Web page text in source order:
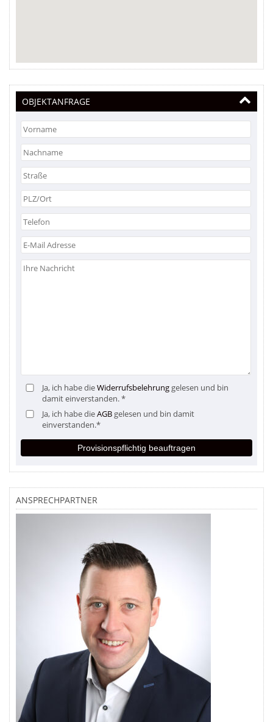
OBJEKTANFRAGE
Ja, ich habe dieWiderrufsbelehrung gelesen und bin
damit einverstanden. *
Ja, ich habe dieAGB gelesen und bin damit
einverstanden.*
Provisionspflichtig beauftragen
ANSPRECHPARTNER